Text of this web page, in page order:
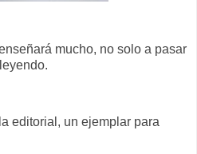
mucho, no solo a pasar
editorial, un ejemplar para